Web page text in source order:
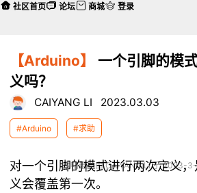
【Arduino】
一个引脚的模
义吗？
CAIYANG LI 2023.03.03
#Arduino #求助
本帖最后由 CAIYANG LI 于 2023-
对一个引脚的模式进行两次定义
义会覆盖第一次。
社区首页 论坛 商城 登录